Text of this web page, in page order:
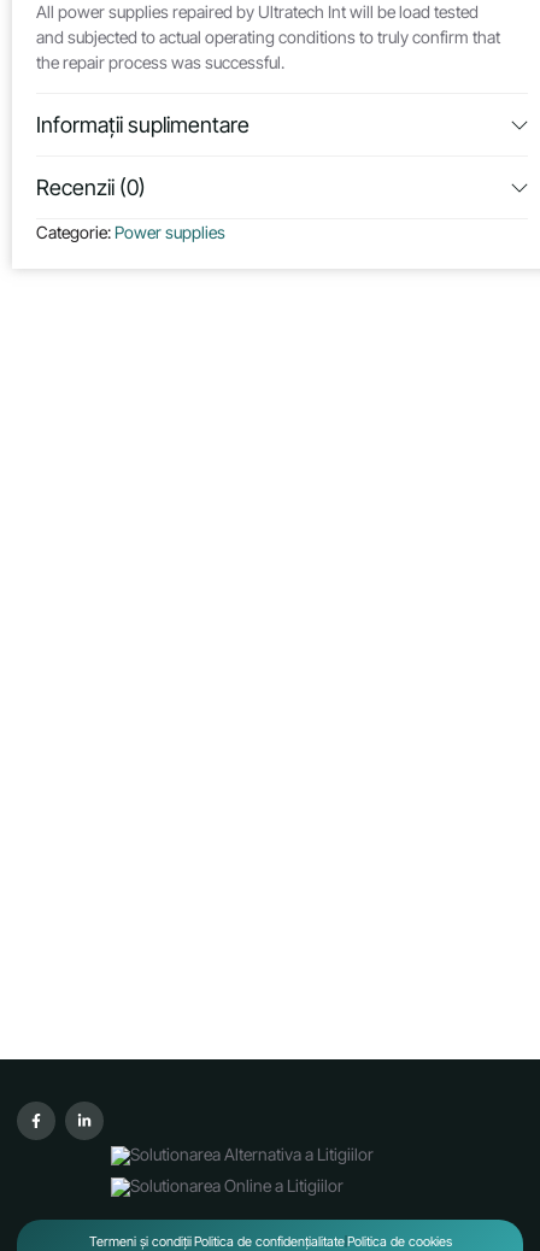
All power supplies repaired by Ultratech Int will be load tested
and subjected to actual operating conditions to truly confirm that
the repair process was successful.
Informații suplimentare
Recenzii (0)
Categorie: Power supplies
Termeni și condițiiPolitica de confidențialitatePolitica de cookies